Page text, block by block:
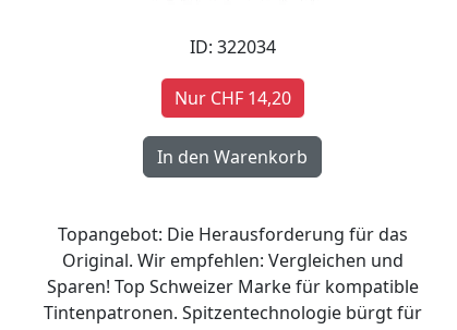
ID: 322034
Nur CHF 14,20
Topangebot: Die Herausforderung für das
Original. Wir empfehlen: Vergleichen und
Sparen! Top Schweizer Marke für kompatible
Tintenpatronen. Spitzentechnologie bürgt für